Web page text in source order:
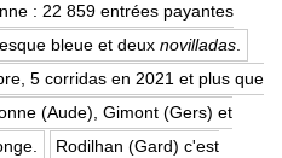
: 22 859 entrées payantes
bleue et deuxnovilladas.
5 corridas en 2021 et plus que
(Aude), Gimont (Gers) et
Rodilhan (Gard) c'est